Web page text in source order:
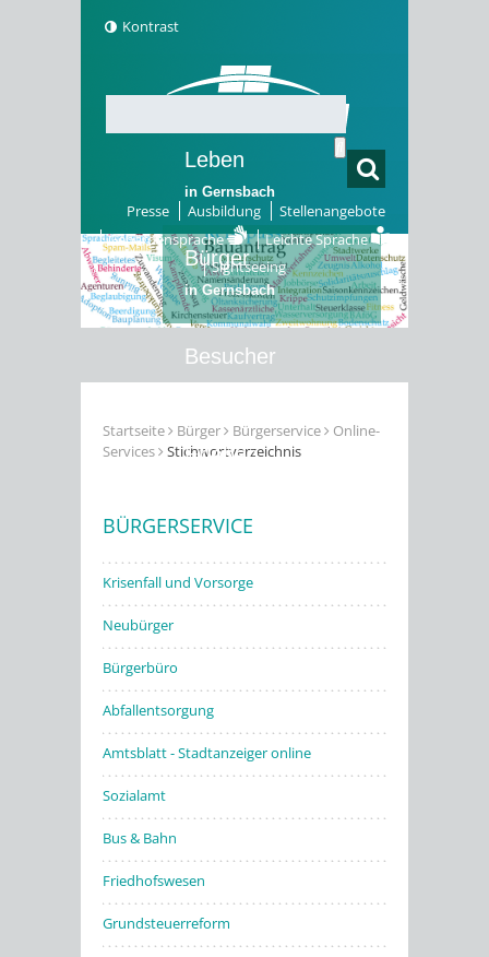
Kontrast
Presse Ausbildung
Stellenangebote
Gebärdensprache
Leichte Sprache
Sightseeing
Leben
in Gernsbach
Bürger
in Gernsbach
Besucher
Erleben
Startseite Bürger Bürgerservice
Online-
Services
Stichwortverzeichnis
BÜRGERSERVICE
Krisenfall und Vorsorge
Neubürger
Bürgerbüro
Abfallentsorgung
Amtsblatt - Stadtanzeiger online
Sozialamt
Bus & Bahn
Friedhofswesen
Grundsteuerreform